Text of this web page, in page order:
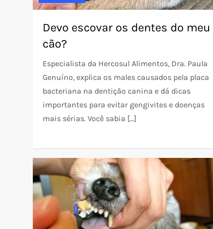
Devo escovar os dentes do meu
cão?
Especialista da Hercosul Alimentos, Dra. Paula
Genuíno, explica os males causados pela placa
bacteriana na dentição canina e dá dicas
importantes para evitar gengivites e doenças
mais sérias. Você sabia […]